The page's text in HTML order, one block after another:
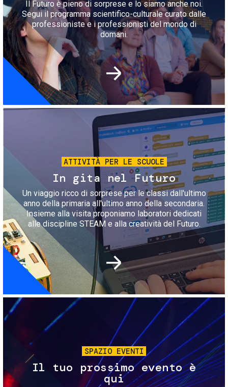
Il Futuro è pieno di sorprese e lo siamo anche noi.
Segui il programma scientifico-culturale curato dalle
professioniste e i professionisti del mondo di
domani.
Immagine
ATTIVITÀ PER LE SCUOLE
In gita nel Futuro
Un viaggio ricco di sorprese per le classi dall'ultimo
anno della primaria all'ultimo anno della secondaria.
Insieme alla visita proponiamo laboratori dedicati
alle discipline STEAM e alla creatività del Futuro.
Immagine
SPAZIO EVENTI
Il tuo prossimo evento è
qui